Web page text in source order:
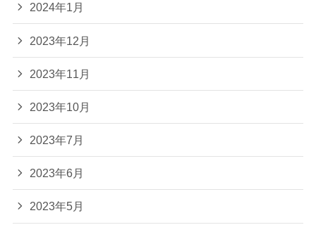
2024年1月
2023年12月
2023年11月
2023年10月
2023年7月
2023年6月
2023年5月